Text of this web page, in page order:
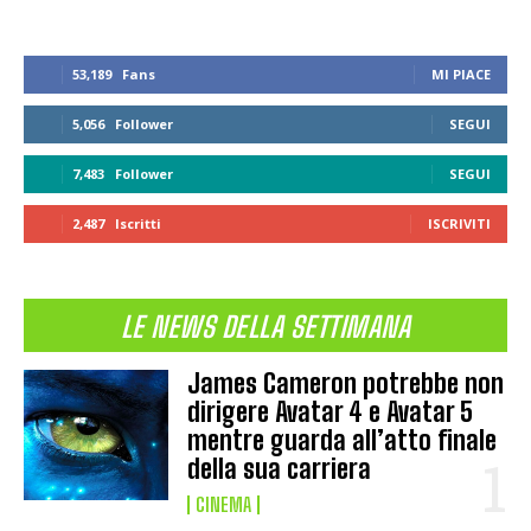
53,189 Fans MI PIACE
5,056 Follower SEGUI
7,483 Follower SEGUI
2,487 Iscritti ISCRIVITI
LE NEWS DELLA SETTIMANA
James Cameron potrebbe non
dirigere Avatar 4 e Avatar 5
mentre guarda all’atto finale
della sua carriera
CINEMA